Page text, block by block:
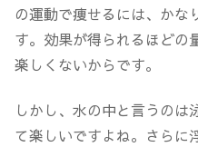
の運動で痩せるには、かな
す。効果が得られるほどの
楽しくないからです。
しかし、水の中と言うのは
て楽しいですよね。さらに